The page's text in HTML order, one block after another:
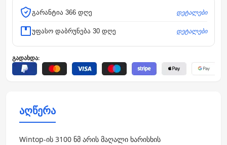
გარანტია 366 დღე დეტალები
უფასო დაბრუნება 30 დღე დეტალები
გადახდა:
აღწერა
Wintop-ის 3100 ნმ არის მაღალი ხარისხის